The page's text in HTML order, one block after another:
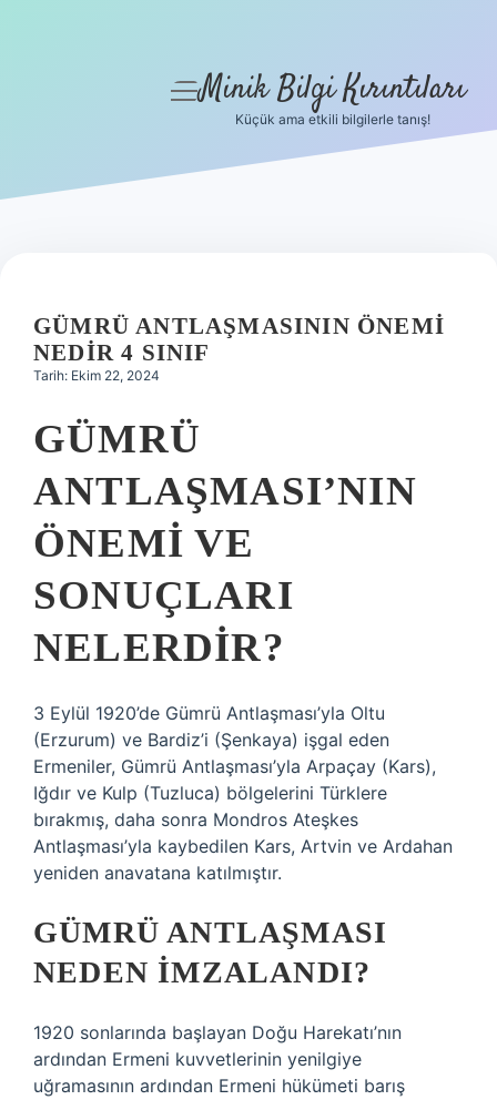
Hakkımızda
menüyü
Minik Bilgi Kırıntıları
Küçük ama etkili bilgilerle tanış!
GÜMRÜ ANTLAŞMASININ ÖNEMI
NEDIR 4 SINIF
Tarih: Ekim 22, 2024
GÜMRÜ
ANTLAŞMASI’NIN
ÖNEMI VE
SONUÇLARI
NELERDIR?
3 Eylül 1920’de Gümrü Antlaşması’yla Oltu
(Erzurum) ve Bardiz’i (Şenkaya) işgal eden
Ermeniler, Gümrü Antlaşması’yla Arpaçay (Kars),
Iğdır ve Kulp (Tuzluca) bölgelerini Türklere
bırakmış, daha sonra Mondros Ateşkes
Antlaşması’yla kaybedilen Kars, Artvin ve Ardahan
yeniden anavatana katılmıştır.
GÜMRÜ ANTLAŞMASI
NEDEN IMZALANDI?
1920 sonlarında başlayan Doğu Harekatı’nın
ardından Ermeni kuvvetlerinin yenilgiye
uğramasının ardından Ermeni hükümeti barış